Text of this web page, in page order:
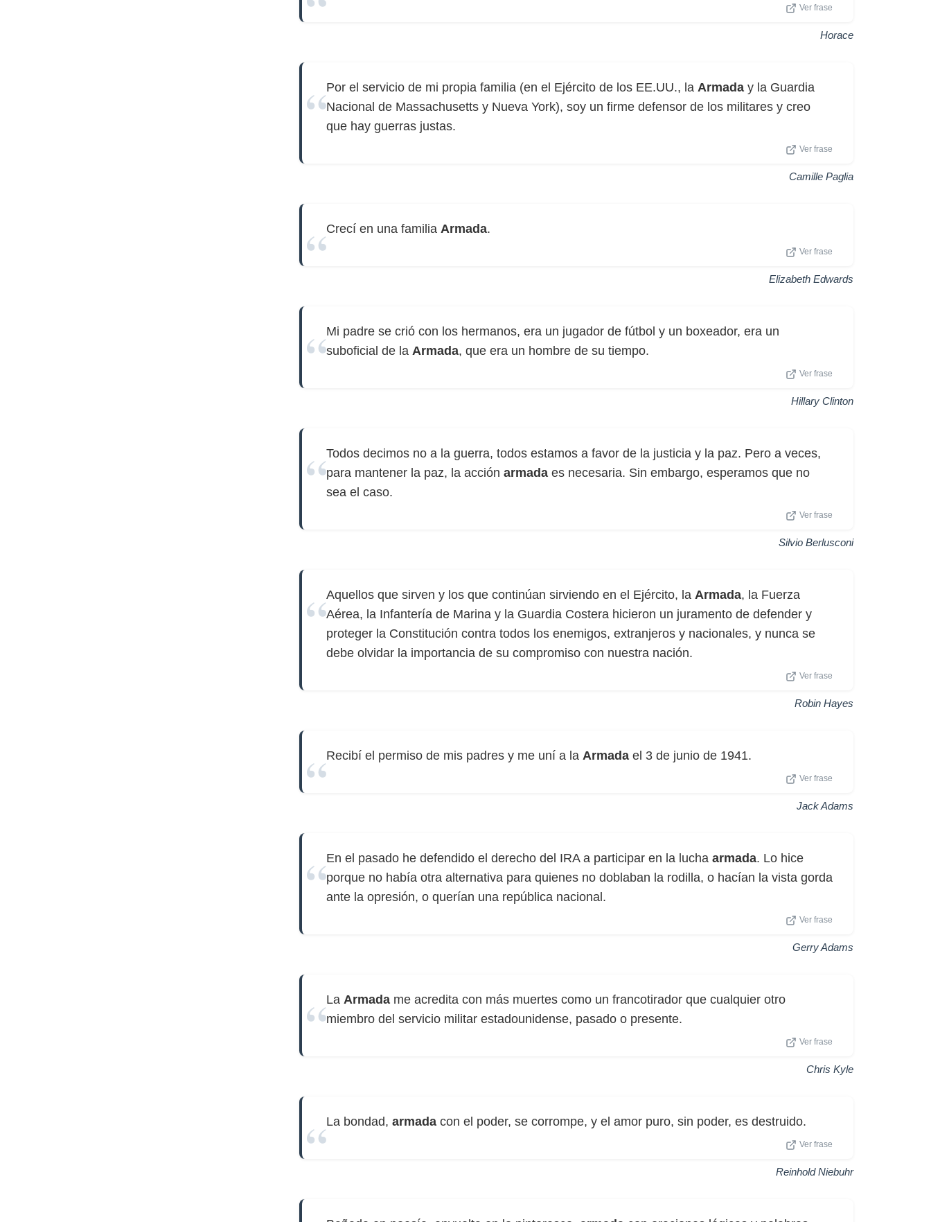
Ver frase
Horace
Por el servicio de mi propia familia (en el Ejército de los EE.UU., la Armada y la Guardia
Nacional de Massachusetts y Nueva York), soy un firme defensor de los militares y creo
que hay guerras justas.
Ver frase
Camille Paglia
Crecí en una familia Armada.
Ver frase
Elizabeth Edwards
Mi padre se crió con los hermanos, era un jugador de fútbol y un boxeador, era un
suboficial de la Armada, que era un hombre de su tiempo.
Ver frase
Hillary Clinton
Todos decimos no a la guerra, todos estamos a favor de la justicia y la paz. Pero a veces,
para mantener la paz, la acción armada es necesaria. Sin embargo, esperamos que no
sea el caso.
Ver frase
Silvio Berlusconi
Aquellos que sirven y los que continúan sirviendo en el Ejército, la Armada, la Fuerza
Aérea, la Infantería de Marina y la Guardia Costera hicieron un juramento de defender y
proteger la Constitución contra todos los enemigos, extranjeros y nacionales, y nunca se
debe olvidar la importancia de su compromiso con nuestra nación.
Ver frase
Robin Hayes
Recibí el permiso de mis padres y me uní a la Armada el 3 de junio de 1941.
Ver frase
Jack Adams
En el pasado he defendido el derecho del IRA a participar en la lucha armada. Lo hice
porque no había otra alternativa para quienes no doblaban la rodilla, o hacían la vista gorda
ante la opresión, o querían una república nacional.
Ver frase
Gerry Adams
La Armada me acredita con más muertes como un francotirador que cualquier otro
miembro del servicio militar estadounidense, pasado o presente.
Ver frase
Chris Kyle
La bondad, armada con el poder, se corrompe, y el amor puro, sin poder, es destruido.
Ver frase
Reinhold Niebuhr